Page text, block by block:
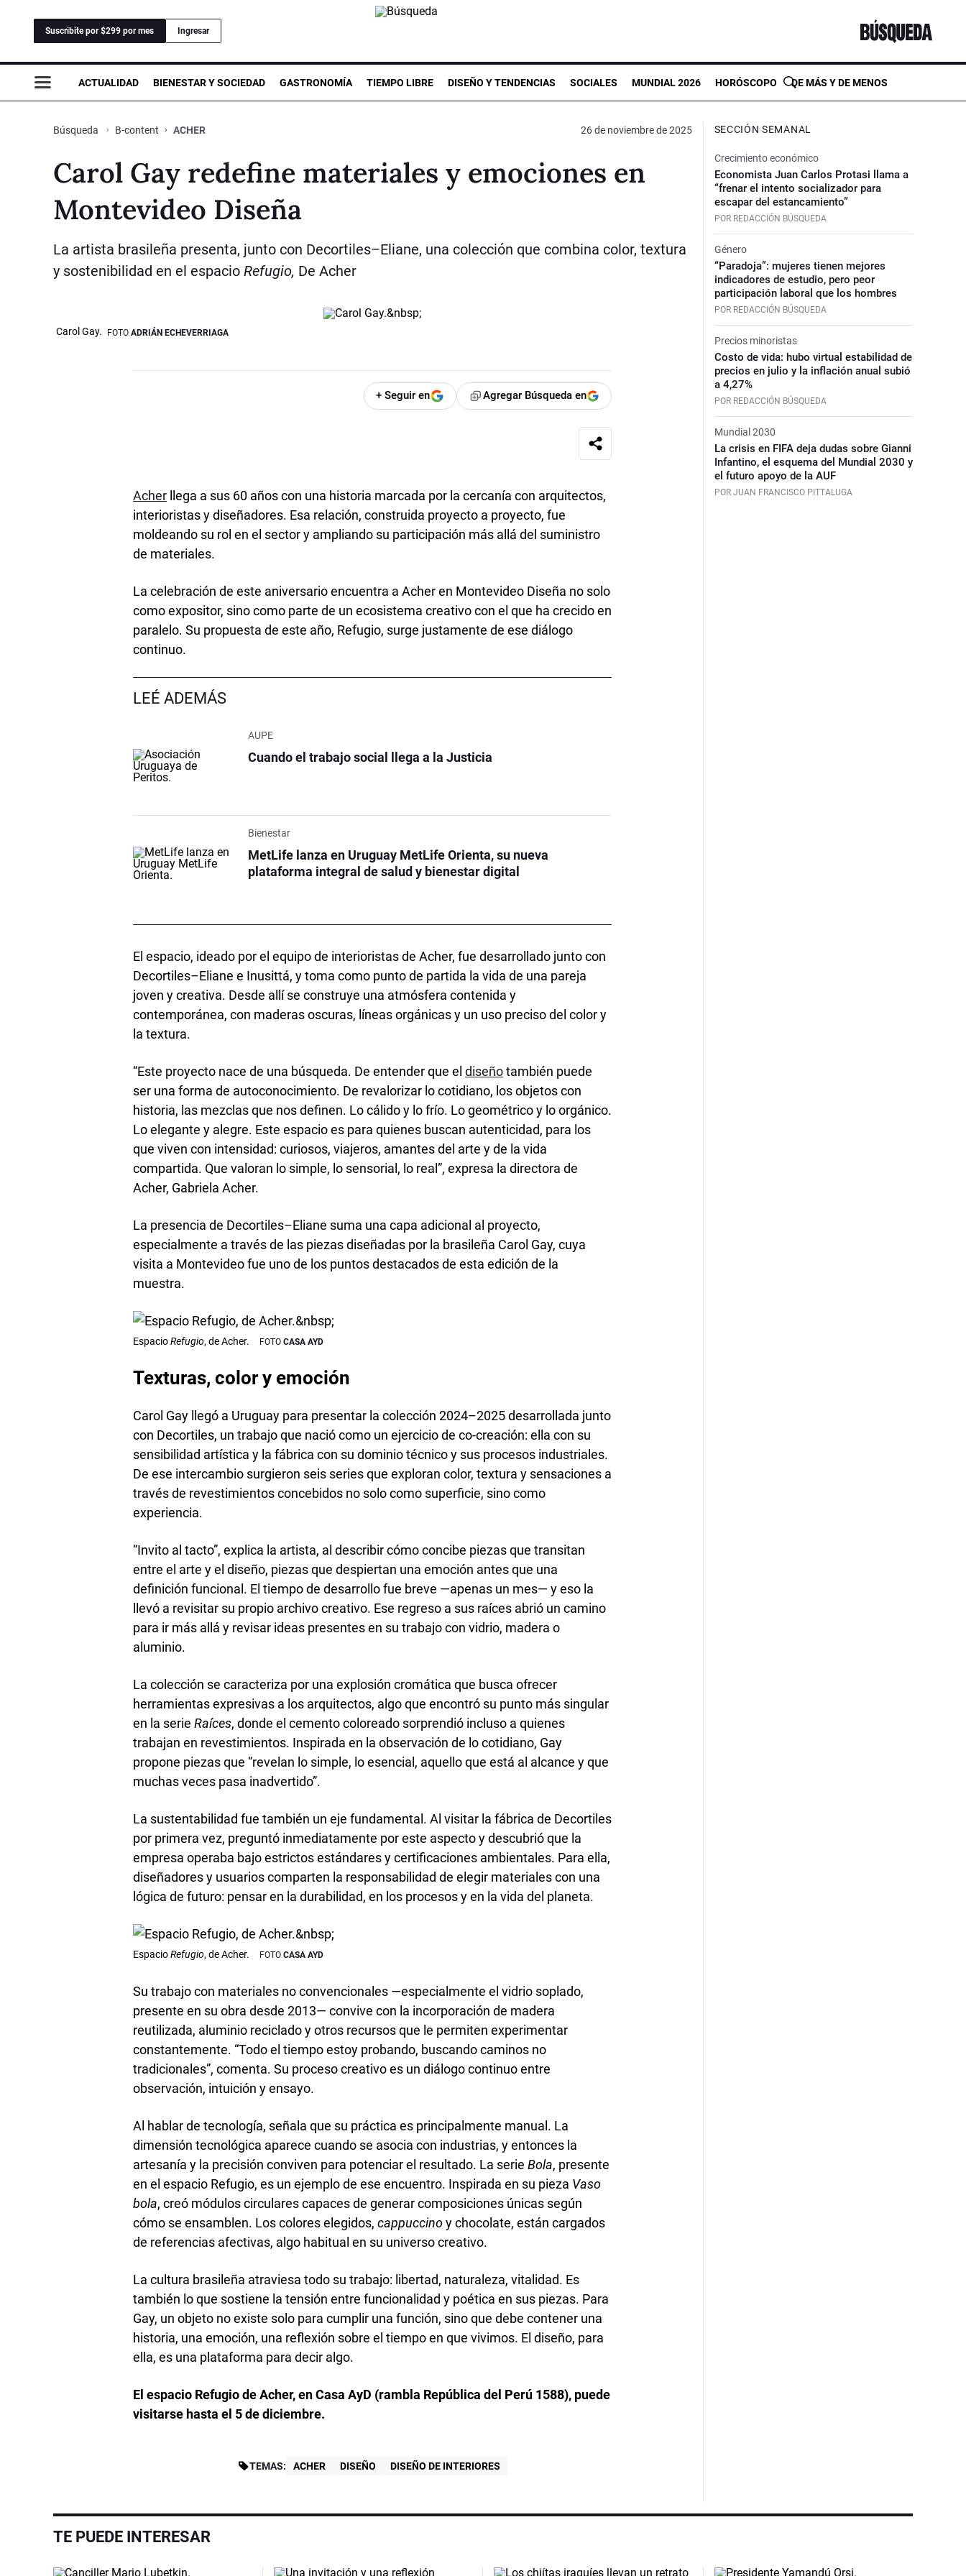
Suscribite por $299 por mes Ingresar
ACTUALIDAD BIENESTAR Y SOCIEDAD GASTRONOMÍA TIEMPO LIBRE DISEÑO Y TENDENCIAS SOCIALES MUNDIAL 2026 HORÓSCOPO DE MÁS Y DE MENOS
Búsqueda B-content ACHER 26 de noviembre de 2025
Carol Gay redefine materiales y emociones en
Montevideo Diseña
La artista brasileña presenta, junto con Decortiles–Eliane, una colección que combina color, textura
y sostenibilidad en el espacio Refugio, De Acher
Carol Gay. FOTO ADRIÁN ECHEVERRIAGA
+ Seguir en Agregar Búsqueda en
Acher llega a sus 60 años con una historia marcada por la cercanía con arquitectos,
interioristas y diseñadores. Esa relación, construida proyecto a proyecto, fue
moldeando su rol en el sector y ampliando su participación más allá del suministro
de materiales.
La celebración de este aniversario encuentra a Acher en Montevideo Diseña no solo
como expositor, sino como parte de un ecosistema creativo con el que ha crecido en
paralelo. Su propuesta de este año, Refugio, surge justamente de ese diálogo
continuo.
LEÉ ADEMÁS
AUPE
Cuando el trabajo social llega a la Justicia
Bienestar
MetLife lanza en Uruguay MetLife Orienta, su nueva
plataforma integral de salud y bienestar digital
El espacio, ideado por el equipo de interioristas de Acher, fue desarrollado junto con
Decortiles–Eliane e Inusittá, y toma como punto de partida la vida de una pareja
joven y creativa. Desde allí se construye una atmósfera contenida y
contemporánea, con maderas oscuras, líneas orgánicas y un uso preciso del color y
la textura.
“Este proyecto nace de una búsqueda. De entender que eldiseñotambién puede
ser una forma de autoconocimiento. De revalorizar lo cotidiano, los objetos con
historia, las mezclas que nos definen. Lo cálido y lo frío. Lo geométrico y lo orgánico.
Lo elegante y alegre. Este espacio es para quienes buscan autenticidad, para los
que viven con intensidad: curiosos, viajeros, amantes del arte y de la vida
compartida. Que valoran lo simple, lo sensorial, lo real”, expresa la directora de
Acher, Gabriela Acher.
La presencia de Decortiles–Eliane suma una capa adicional al proyecto,
especialmente a través de las piezas diseñadas por la brasileña Carol Gay, cuya
visita a Montevideo fue uno de los puntos destacados de esta edición de la
muestra.
EspacioRefugio, de Acher. CASA AYD
Texturas, color y emoción
Carol Gay llegó a Uruguay para presentar la colección 2024–2025 desarrollada junto
con Decortiles, un trabajo que nació como un ejercicio de co-creación: ella con su
sensibilidad artística y la fábrica con su dominio técnico y sus procesos industriales.
De ese intercambio surgieron seis series que exploran color, textura y sensaciones a
través de revestimientos concebidos no solo como superficie, sino como
experiencia.
“Invito al tacto”, explica la artista, al describir cómo concibe piezas que transitan
entre el arte y el diseño, piezas que despiertan una emoción antes que una
definición funcional. El tiempo de desarrollo fue breve —apenas un mes— y eso la
llevó a revisitar su propio archivo creativo. Ese regreso a sus raíces abrió un camino
para ir más allá y revisar ideas presentes en su trabajo con vidrio, madera o
aluminio.
La colección se caracteriza por una explosión cromática que busca ofrecer
herramientas expresivas a los arquitectos, algo que encontró su punto más singular
en la serieRaíces­, donde el cemento coloreado sorprendió incluso a quienes
trabajan en revestimientos. Inspirada en la observación de lo cotidiano, Gay
propone piezas que “revelan lo simple, lo esencial, aquello que está al alcance y que
muchas veces pasa inadvertido”.
La sustentabilidad fue también un eje fundamental. Al visitar la fábrica de Decortiles
por primera vez, preguntó inmediatamente por este aspecto y descubrió que la
empresa operaba bajo estrictos estándares y certificaciones ambientales. Para ella,
diseñadores y usuarios comparten la responsabilidad de elegir materiales con una
lógica de futuro: pensar en la durabilidad, en los procesos y en la vida del planeta.
EspacioRefugio, de Acher. CASA AYD
Su trabajo con materiales no convencionales —especialmente el vidrio soplado,
presente en su obra desde 2013— convive con la incorporación de madera
reutilizada, aluminio reciclado y otros recursos que le permiten experimentar
constantemente. “Todo el tiempo estoy probando, buscando caminos no
tradicionales”, comenta. Su proceso creativo es un diálogo continuo entre
observación, intuición y ensayo.
Al hablar de tecnología, señala que su práctica es principalmente manual. La
dimensión tecnológica aparece cuando se asocia con industrias, y entonces la
artesanía y la precisión conviven para potenciar el resultado. La serieBola, presente
en el espacio Refugio, es un ejemplo de ese encuentro. Inspirada en su pieza Vaso
bola, creó módulos circulares capaces de generar composiciones únicas según
cómo se ensamblen. Los colores elegidos,cappuccinoy chocolate, están cargados
de referencias afectivas, algo habitual en su universo creativo.
La cultura brasileña atraviesa todo su trabajo: libertad, naturaleza, vitalidad. Es
también lo que sostiene la tensión entre funcionalidad y poética en sus piezas. Para
Gay, un objeto no existe solo para cumplir una función, sino que debe contener una
historia, una emoción, una reflexión sobre el tiempo en que vivimos. El diseño, para
ella, es una plataforma para decir algo.
El espacio Refugio de Acher, en Casa AyD (rambla República del Perú 1588), puede
visitarse hasta el 5 de diciembre.
TEMAS: ACHER DISEÑO DISEÑO DE INTERIORES
SECCIÓN SEMANAL
Crecimiento económico
Economista Juan Carlos Protasi llama a
“frenar el intento socializador para
escapar del estancamiento”
POR REDACCIÓN BÚSQUEDA
Género
“Paradoja”: mujeres tienen mejores
indicadores de estudio, pero peor
participación laboral que los hombres
POR REDACCIÓN BÚSQUEDA
Precios minoristas
Costo de vida: hubo virtual estabilidad de
precios en julio y la inflación anual subió
a 4,27%
POR REDACCIÓN BÚSQUEDA
Mundial 2030
La crisis en FIFA deja dudas sobre Gianni
Infantino, el esquema del Mundial 2030 y
el futuro apoyo de la AUF
POR JUAN FRANCISCO PITTALUGA
TE PUEDE INTERESAR